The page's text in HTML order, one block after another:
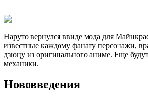
Наруто вернулся ввиде мода для
известные каждому фанату персонажи,
дзюцу из оригинального аниме. Еще
механики.
Нововведения